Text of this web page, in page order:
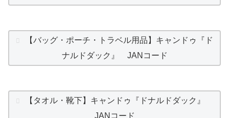
【バッグ・ポーチ・トラベル用品】キャンドゥ『ド
ナルドダック』 JANコード
【タオル・靴下】キャンドゥ『ドナルドダック』
JANコード